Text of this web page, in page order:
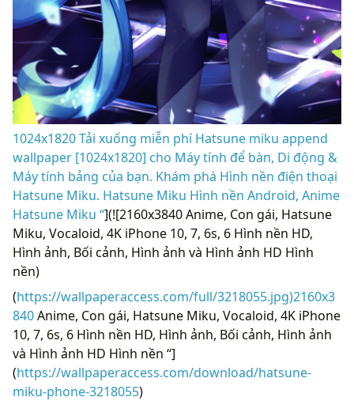
1024x1820 Tải xuống miễn phí Hatsune miku append
wallpaper [1024x1820] cho Máy tính để bàn, Di động &
Máy tính bảng của bạn. Khám phá Hình nền điện thoại
Hatsune Miku. Hatsune Miku Hình nền Android, Anime
Hatsune Miku “](![2160x3840 Anime, Con gái, Hatsune
Miku, Vocaloid, 4K iPhone 10, 7, 6s, 6 Hình nền HD,
Hình ảnh, Bối cảnh, Hình ảnh và Hình ảnh HD Hình
nền)
(https://wallpaperaccess.com/full/3218055.jpg)2160x3
840Anime, Con gái, Hatsune Miku, Vocaloid, 4K iPhone
10, 7, 6s, 6 Hình nền HD, Hình ảnh, Bối cảnh, Hình ảnh
và Hình ảnh HD Hình nền “]
(https://wallpaperaccess.com/download/hatsune-
miku-phone-3218055)